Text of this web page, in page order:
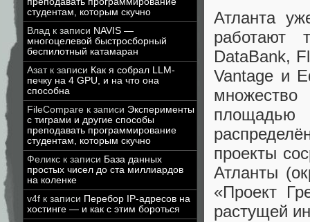
студентам, которым скучно
Влад к записи NAVIS —
многоцелевой быстросборный
беспилотный катамаран
Азатк записи Как я собрал LLM-
печку на 4 GPU, и на что она
способна
FileCompare к записи Эксперименты
с тиграми и другие способы
преподавать программирование
студентам, которым скучно
Феликс к записи База данных
простых чисел до ста миллиардов
на коленке
v4f к записи Перебор IP-адресов на
хостинге — и как с этим бороться
Атланта
работают
DataBank,
Vantage и
площадью
проекты
Атланты
«Проект
растущей